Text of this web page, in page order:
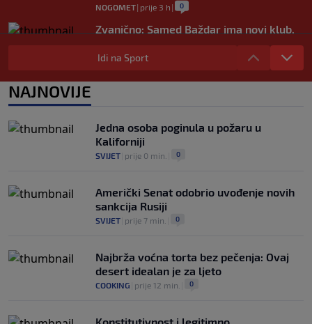
NOGOMET| prije 3 h | 0
Zvanično: Samed Baždar ima novi klub,
zadužio broj sa velikom "težinom"
NOGOMET|prije 5 h
Prije nekoliko godina zaludjela je
Idi na Sport
NAJNOVIJE
Jedna osoba poginula u požaru u
Kaliforniji
SVIJET prije 0 min. 0
Američki Senat odobrio uvođenje novih
sankcija Rusiji
SVIJET prije 7 min. 0
Najbrža voćna torta bez pečenja: Ovaj
desert idealan je za ljeto
COOKING prije 12 min. 0
Konstitutivnost i legitimno